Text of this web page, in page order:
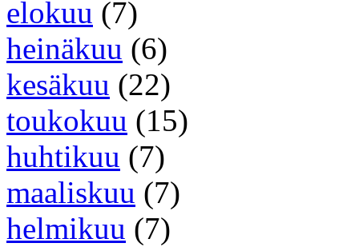
elokuu (7)
heinäkuu (6)
kesäkuu (22)
toukokuu (15)
huhtikuu (7)
maaliskuu (7)
helmikuu (7)